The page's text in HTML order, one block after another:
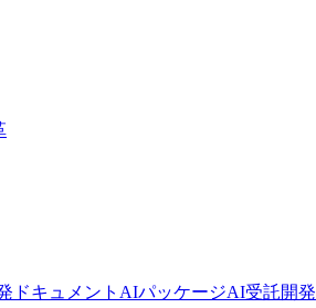
ドキュメント AIパッケージAI受託開発